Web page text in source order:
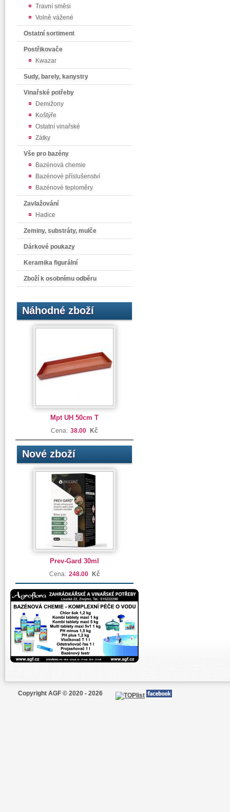
Travní směsi
Volně vážené
Ostatní sortiment
Postřikovače
Kwazar
Sudy, barely, kanystry
Vinařské potřeby
Demižony
Koštýře
Ostatní vinařské
Zátky
Vše pro bazény
Bazénová chemie
Bazénové příslušenství
Bazénové teploměry
Zavlažování
Hadice
Zeminy, substráty, mulče
Dárkové poukazy
Keramika figurální
Zboží k osobnímu odběru
Náhodné zboží
Mpt UH 50cm T
Cena: 38.00 Kč
Nové zboží
Prev-Gard 30ml
Cena: 248.00 Kč
Copyright AGF © 2020 - 2026